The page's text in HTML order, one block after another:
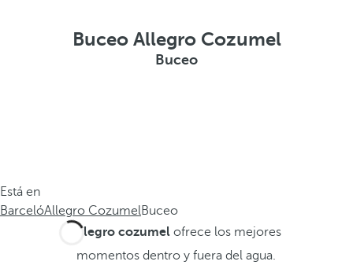
Buceo Allegro Cozumel
Buceo
Está en
BarcelóAllegro CozumelBuceo
Allegro cozumel ofrece los mejores
momentos dentro y fuera del agua.